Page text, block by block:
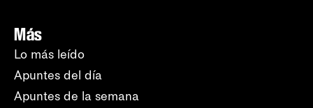
Más
Lo más leído
Apuntes del día
Apuntes de la semana